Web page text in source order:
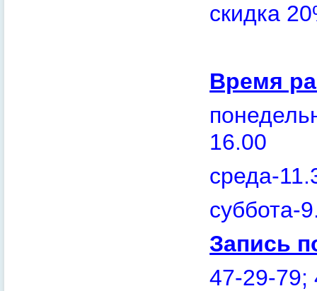
скидка
Время
16.00
среда-
суббота-
Запись
47-29-79;